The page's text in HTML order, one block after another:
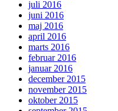
juli 2016
juni 2016
maj 2016
april 2016
marts 2016
februar 2016
januar 2016
december 2015
november 2015
oktober 2015